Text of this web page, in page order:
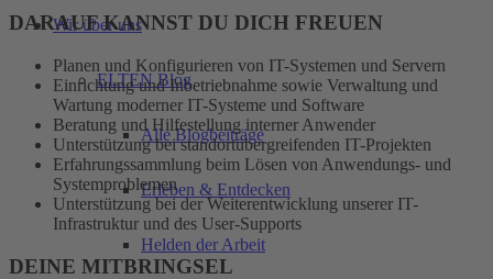
Wir über uns
ELTEN Blog
Alle Blogbeiträge
Erleben & Entdecken
Helden der Arbeit
DARAUF KANNST DU DICH FREUEN
Planen und Konfigurieren von IT-Systemen und Servern
Einrichtung und Inbetriebnahme sowie Verwaltung und
Wartung moderner IT-Systeme und Software
Beratung und Hilfestellung interner Anwender
Unterstützung bei standortübergreifenden IT-Projekten
Erfahrungssammlung beim Lösen von Anwendungs- und
Systemproblemen
Unterstützung bei der Weiterentwicklung unserer IT-
Infrastruktur und des User-Supports
DEINE MITBRINGSEL